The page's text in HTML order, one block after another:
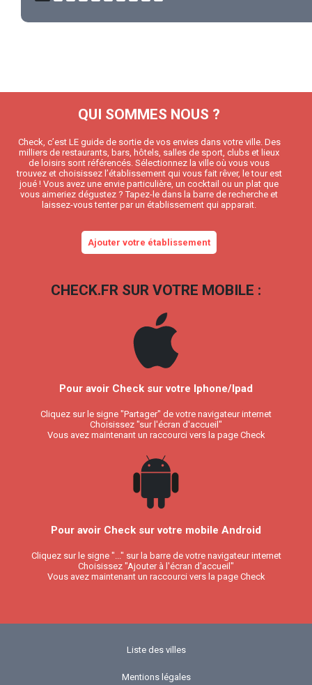
QUI SOMMES NOUS ?
Check, c’est LE guide de sortie de vos envies dans votre ville. Des
milliers de restaurants, bars, hôtels, salles de sport, clubs et lieux
de loisirs sont référencés. Sélectionnez la ville où vous vous
trouvez et choisissez l’établissement qui vous fait rêver, le tour est
joué ! Vous avez une envie particulière, un cocktail ou un plat que
vous aimeriez dégustez ? Tapez-le dans la barre de recherche et
laissez-vous tenter par un établissement qui apparait.
Ajouter votre établissement
CHECK.FR SUR VOTRE MOBILE :
Pour avoir Check sur votre Iphone/Ipad
Cliquez sur le signe "Partager" de votre navigateur internet
Choisissez "sur l'écran d'accueil"
Vous avez maintenant un raccourci vers la page Check
Pour avoir Check sur votre mobile Android
Cliquez sur le signe "..." sur la barre de votre navigateur internet
Choisissez "Ajouter à l'écran d'accueil"
Vous avez maintenant un raccourci vers la page Check
Liste des villes
Mentions légales